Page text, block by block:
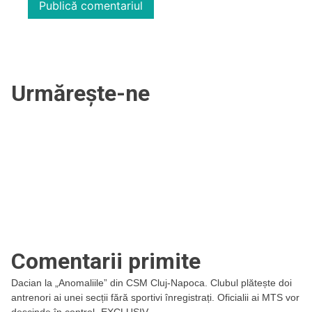
Urmărește-ne
Comentarii primite
Dacian la
„Anomaliile” din CSM Cluj-Napoca. Clubul plătește doi
antrenori ai unei secții fără sportivi înregistrați. Oficialii ai MTS vor